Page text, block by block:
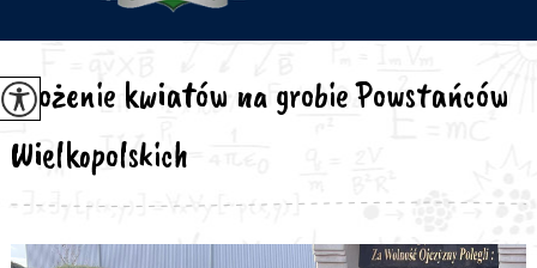
Złożenie kwiatów na grobie Powstańców
Wielkopolskich